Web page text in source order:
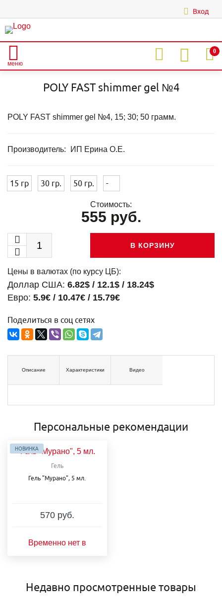
Вход
меню
0
POLY FAST shimmer gel №4
POLY FAST shimmer gel №4, 15; 30; 50 грамм.
Производитель: ИП Ерина О.Е.
15 гр 30 гр. 50 гр. -
Стоимость:
555 руб.
В КОРЗИНУ
Цены в валютах (по курсу ЦБ):
Доллар США: 6.82$ / 12.1$ / 18.24$
Евро: 5.9€ / 10.47€ / 15.79€
Поделиться в соц сетях
Описание Характеристики Видео
Персональные рекомендации
НОВИНКА
Гель
Гель "Мурано", 5 мл.
570 руб.
Временно нет в
Недавно просмотренные товары